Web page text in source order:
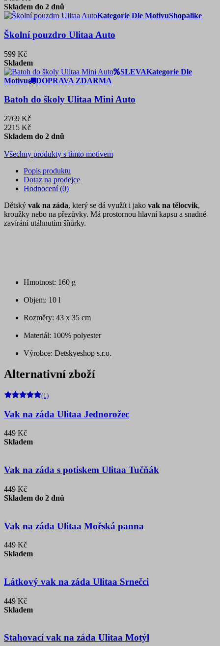
Skladem do 2 dnů
Kategorie Dle MotivuShopalike
Školní pouzdro Ulitaa Auto
599 Kč
Skladem
SLEVAKategorie Dle
Motivu
DOPRAVA ZDARMA
Batoh do školy Ulitaa Mini Auto
2769 Kč
2215 Kč
Skladem do 2 dnů
Všechny produkty s tímto motivem
Popis produktu
Dotaz na prodejce
Hodnocení (0)
Dětský vak na záda, který se dá využít i jako vak na tělocvik,
kroužky nebo na přezůvky. Má prostornou hlavní kapsu a snadné
zavírání utáhnutím šňůrky.
Hmotnost: 160 g
Objem: 10 l
Rozměry: 43 x 35 cm
Materiál: 100% polyester
Výrobce: Detskyeshop s.r.o.
Alternativní zboží
(1)
Vak na záda Ulitaa Jednorožec
449 Kč
Skladem
Vak na záda s potiskem Ulitaa Tučňák
449 Kč
Skladem do 2 dnů
Vak na záda Ulitaa Mořská panna
449 Kč
Skladem
Látkový vak na záda Ulitaa Srnečci
449 Kč
Skladem
Stahovací vak na záda Ulitaa Motýl